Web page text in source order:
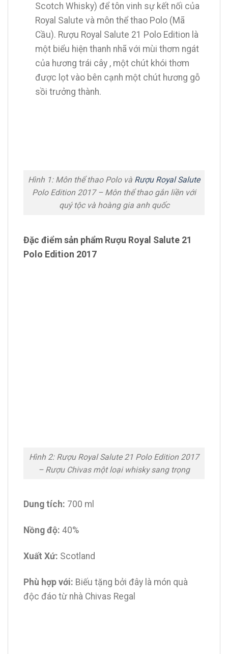
Scotch Whisky) để tôn vinh sự kết nối của
Royal Salute và môn thể thao Polo (Mã
Cầu). Rượu Royal Salute 21 Polo Edition là
một biểu hiện thanh nhã với mùi thơm ngát
của hương trái cây , một chút khói thơm
được lọt vào bên cạnh một chút hương gỗ
sồi trưởng thành.
Hình 1: Môn thể thao Polo và Rượu Royal Salute
Polo Edition 2017 – Môn thể thao gắn liền với
quý tộc và hoàng gia anh quốc
Đặc điểm sản phẩm Rượu Royal Salute 21
Polo Edition 2017
Hình 2: Rượu Royal Salute 21 Polo Edition 2017
– Rượu Chivas một loại whisky sang trọng
Dung tích: 700 ml
Nồng độ: 40%
Xuất Xứ: Scotland
Phù hợp với: Biếu tặng bởi đây là món quà
độc đáo từ nhà Chivas Regal